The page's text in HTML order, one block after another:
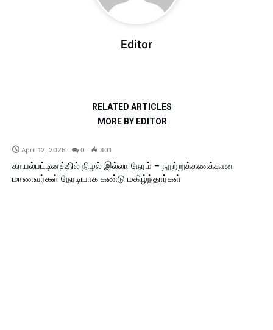
Editor
RELATED ARTICLES
MORE BY EDITOR
April 12, 2026 0 401
காயல்பட்டினத்தில் நிழல் இல்லா நேரம் – நூற்றுக்கணக்கான
மாணவர்கள் நேரடியாக கண்டு மகிழ்ந்தார்கள்